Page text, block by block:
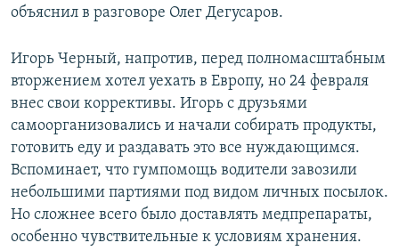
объяснил в разговоре Олег Дегусаров.
Игорь Черный, напротив, перед полномасштабным
вторжением хотел уехать в Европу, но 24 февраля
внес свои коррективы. Игорь с друзьями
самоорганизовались и начали собирать продукты,
готовить еду и раздавать это все нуждающимся.
Вспоминает, что гумпомощь водители завозили
небольшими партиями под видом личных посылок.
Но сложнее всего было доставлять медпрепараты,
особенно чувствительные к условиям хранения.